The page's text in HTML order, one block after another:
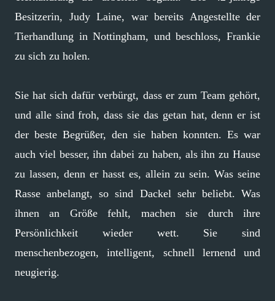
Besitzerin, Judy Laine, war bereits Angestellte der
Tierhandlung in Nottingham, und beschloss, Frankie
zu sich zu holen.
Sie hat sich dafür verbürgt, dass er zum Team gehört,
und alle sind froh, dass sie das getan hat, denn er ist
der beste Begrüßer, den sie haben konnten. Es war
auch viel besser, ihn dabei zu haben, als ihn zu Hause
zu lassen, denn er hasst es, allein zu sein. Was seine
Rasse anbelangt, so sind Dackel sehr beliebt. Was
ihnen an Größe fehlt, machen sie durch ihre
Persönlichkeit wieder wett. Sie sind
menschenbezogen, intelligent, schnell lernend und
neugierig.